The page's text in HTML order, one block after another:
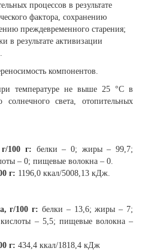
процессов в результате
фактора, сохранению
преждевременного старения;
в результате активизации
компонентов.
температуре не выше 25 °С в
света, отопительных
100 г: белки – 0; жиры – 99,7;
– 0; пищевые волокна – 0.
г: 1196,0 ккал/5008,13 кДж.
г/100 г: белки – 13,6; жиры – 7;
кислоты – 5,5; пищевые волокна –
г: 434,4 ккал/1818,4 кДж